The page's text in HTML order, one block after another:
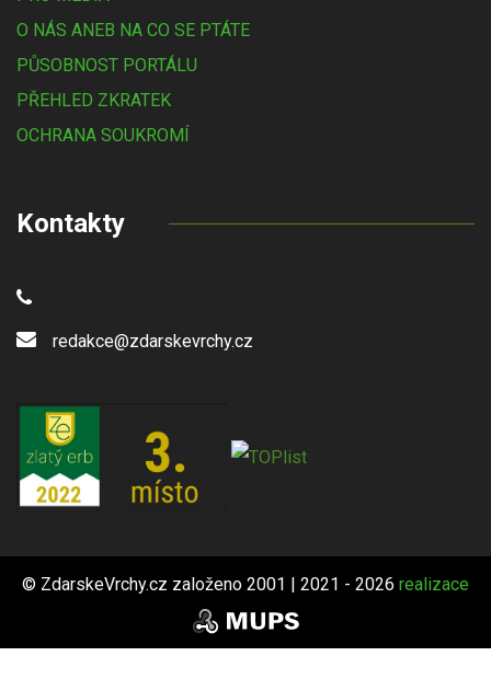
O NÁS ANEB NA CO SE PTÁTE
PŮSOBNOST PORTÁLU
PŘEHLED ZKRATEK
OCHRANA SOUKROMÍ
Kontakty
redakce@zdarskevrchy.cz
© ZdarskeVrchy.cz založeno 2001 | 2021 - 2026 realizace